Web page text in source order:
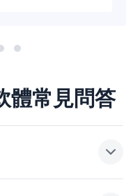
體常見問答